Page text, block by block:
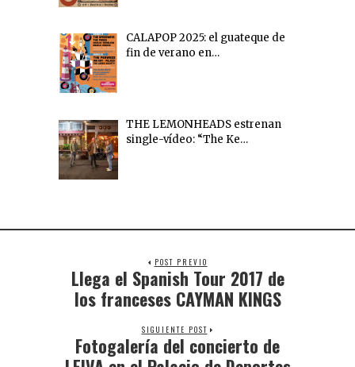
CALAPOP 2025: el guateque de
fin de verano en…
THE LEMONHEADS estrenan
single-vídeo: “The Ke…
POST PREVIO
Llega el Spanish Tour 2017 de
los franceses CAYMAN KINGS
SIGUIENTE POST
Fotogalería del concierto de